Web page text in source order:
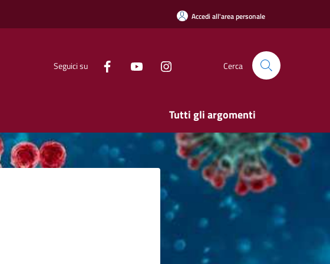
Accedi all'area personale
Seguici su Cerca
Tutti gli argomenti